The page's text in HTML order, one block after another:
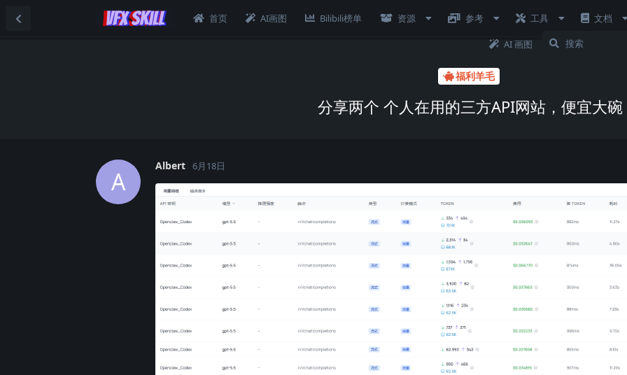
首页 AI画图 Bilibili榜单 资源 参考 工具 文档
AI 画图
福利羊毛
分享两个 个人在用的三方API网站，便宜大碗
A
Albert 6月18日